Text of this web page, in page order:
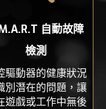
自動故障
檢測
驅動器的健康狀況
別潛在的問題，讓
遊戲或工作中無後